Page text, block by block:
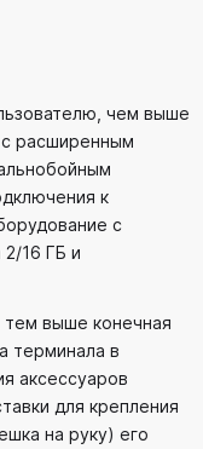
чем выше
с расширенным
к
с
16 ГБ и
выше конечная
терминала в
аксессуаров
для крепления
на руку) его